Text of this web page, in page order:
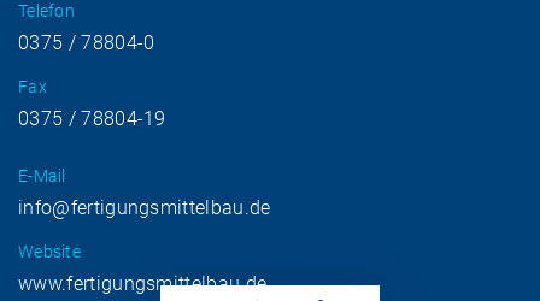
Telefon
0375 / 78804-0
Fax
0375 / 78804-19
E-Mail
info@fertigungsmittelbau.de
Website
www.fertigungsmittelbau.de